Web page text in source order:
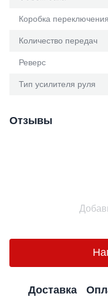
Коробка
Количество передач
Реверс
Тип усилителя руля
Отзывы
Доставка